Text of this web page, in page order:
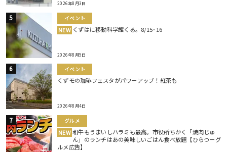
2026年8月3日
イベント
NEW くずはに移動科学館くる。8/15･16
2026年8月5日
イベント
くずモの珈琲フェスタがパワーアップ！紅茶も
2026年8月4日
グルメ
NEW 和牛もうまいしハラミも最高。市役所ちかく「焼肉じゅ
ん」のランチはあの美味しいごはん食べ放題【ひらつーグ
ルメ広告】